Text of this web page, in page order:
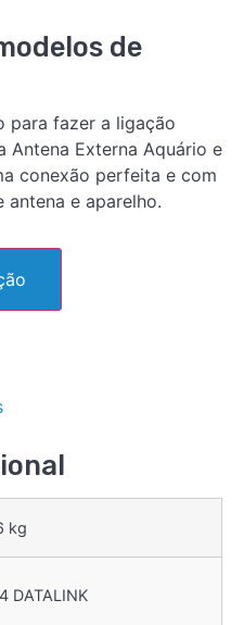
de
para fazer a ligação
Antena Externa Aquário e
conexão perfeita e com
e aparelho.
kg
DATALINK